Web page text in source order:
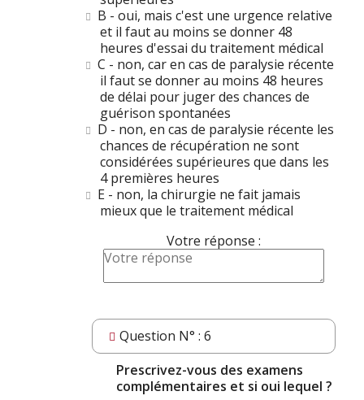
B - oui, mais c'est une urgence relative
et il faut au moins se donner 48
heures d'essai du traitement médical
C - non, car en cas de paralysie récente
il faut se donner au moins 48 heures
de délai pour juger des chances de
guérison spontanées
D - non, en cas de paralysie récente les
chances de récupération ne sont
considérées supérieures que dans les
4 premières heures
E - non, la chirurgie ne fait jamais
mieux que le traitement médical
Votre réponse :
Question N° : 6
Prescrivez-vous des examens
complémentaires et si oui lequel ?